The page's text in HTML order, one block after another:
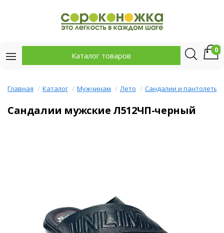
Каталог товаров
0
Главная Каталог Мужчинам Лето Сандалии и пантолеты
Сандалии мужские Л512ЧП-черный